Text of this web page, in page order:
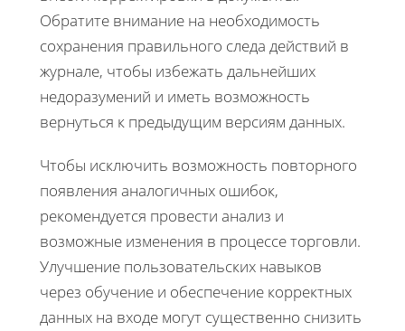
Обратите внимание на необходимость
сохранения правильного следа действий в
журнале, чтобы избежать дальнейших
недоразумений и иметь возможность
вернуться к предыдущим версиям данных.
Чтобы исключить возможность повторного
появления аналогичных ошибок,
рекомендуется провести анализ и
возможные изменения в процессе торговли.
Улучшение пользовательских навыков
через обучение и обеспечение корректных
данных на входе могут существенно снизить